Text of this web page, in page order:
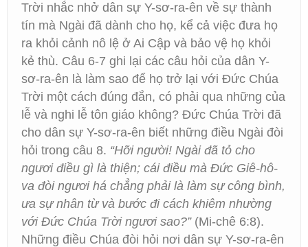
Trời nhắc nhở dân sự Y-sơ-ra-ên về sự thành
tín mà Ngài đã dành cho họ, kể cả việc đưa họ
ra khỏi cảnh nô lệ ở Ai Cập và bảo vệ họ khỏi
kẻ thù. Câu 6-7 ghi lại các câu hỏi của dân Y-
sơ-ra-ên là làm sao để họ trở lại với Đức Chúa
Trời một cách đúng đắn, có phải qua những của
lễ và nghi lễ tôn giáo không? Đức Chúa Trời đã
cho dân sự Y-sơ-ra-ên biết những điều Ngài đòi
hỏi trong câu 8. “Hỡi người! Ngài đã tỏ cho
ngươi điều gì là thiện; cái điều mà Đức Giê-hô-
va đòi ngươi há chẳng phải là làm sự công bình,
ưa sự nhân từ và bước đi cách khiêm nhường
với Đức Chúa Trời ngươi sao?”(Mi-chê 6:8).
Những điều Chúa đòi hỏi nơi dân sự Y-sơ-ra-ên